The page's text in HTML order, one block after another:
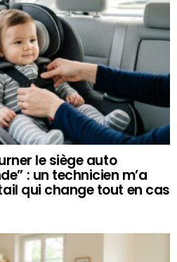
le siège auto
: un technicien m’a
qui change tout en cas